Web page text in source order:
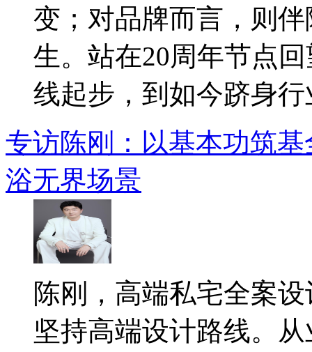
变；对品牌而言，则
生。站在20周年节点
线起步，到如今跻身行
专访陈刚：以基本功筑
浴无界场景
陈刚，高端私宅全案
坚持高端设计路线。